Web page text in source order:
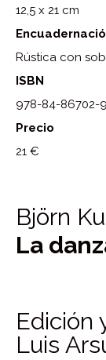
12,5 x 21 cm
Rústica con
ISBN
978-84-86702-
Precio
21 €
Björn
La
Edición
Luis